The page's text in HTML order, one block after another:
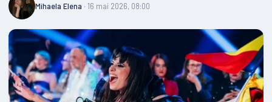
Mihaela Elena · 16 mai 2026, 08:00